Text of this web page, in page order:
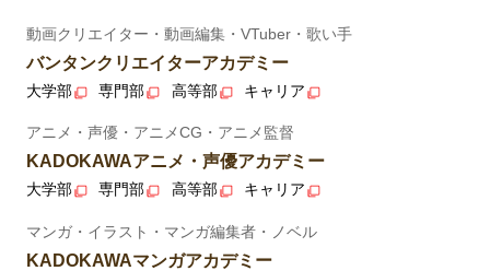
動画クリエイター・動画編集・VTuber・歌い手
バンタンクリエイターアカデミー
大学部 専門部 高等部 キャリア
アニメ・声優・アニメCG・アニメ監督
KADOKAWAアニメ・声優アカデミー
大学部 専門部 高等部 キャリア
マンガ・イラスト・マンガ編集者・ノベル
KADOKAWAマンガアカデミー